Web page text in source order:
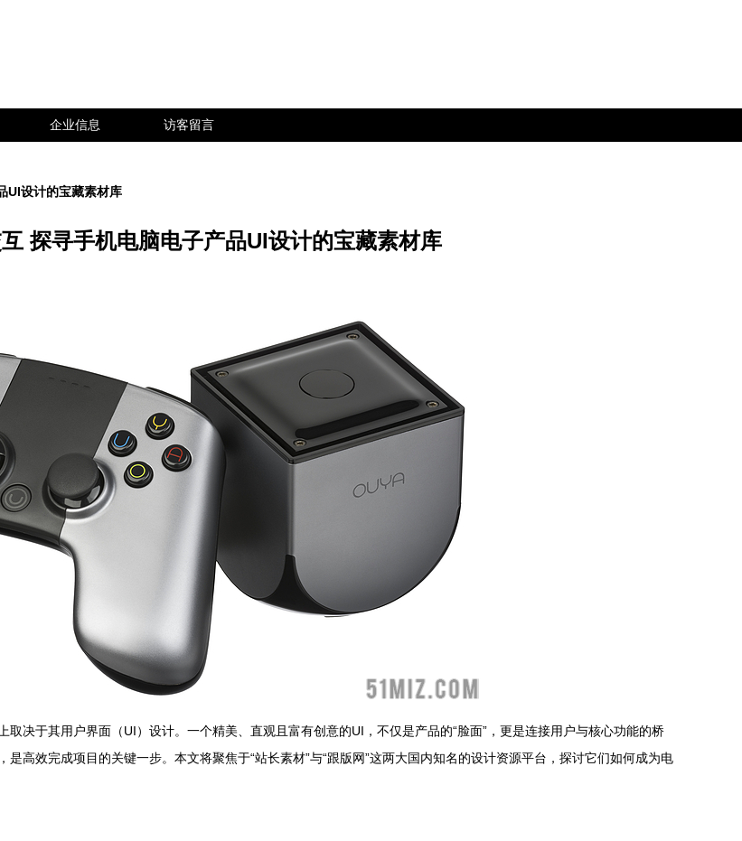
企业信息 访客留言
UI设计的宝藏素材库
探寻手机电脑电子产品UI设计的宝藏素材库
决于其用户界面（UI）设计。一个精美、直观且富有创意的UI，不仅是产品的“脸面”，更是连接用户与核心功能的桥
高效完成项目的关键一步。本文将聚焦于“站长素材”与“跟版网”这两大国内知名的设计资源平台，探讨它们如何成为电